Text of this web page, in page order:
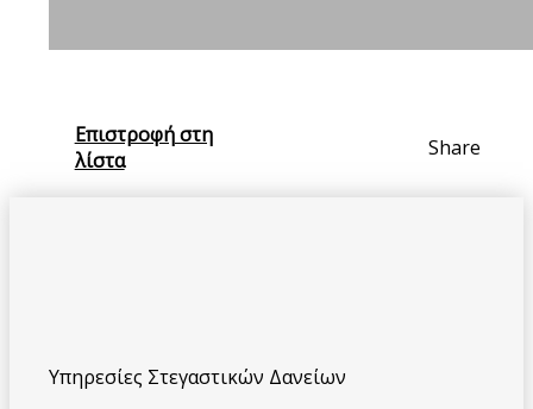
Επιστροφή στη
λίστα
Share
Υπηρεσίες Στεγαστικών Δανείων